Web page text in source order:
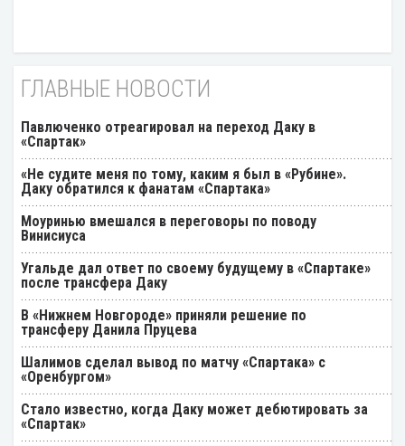
ГЛАВНЫЕ НОВОСТИ
Павлюченко отреагировал на переход Даку в
«Спартак»
«Не судите меня по тому, каким я был в «Рубине».
Даку обратился к фанатам «Спартака»
Моуринью вмешался в переговоры по поводу
Винисиуса
Угальде дал ответ по своему будущему в «Спартаке»
после трансфера Даку
В «Нижнем Новгороде» приняли решение по
трансферу Данила Пруцева
Шалимов сделал вывод по матчу «Спартака» с
«Оренбургом»
Стало известно, когда Даку может дебютировать за
«Спартак»